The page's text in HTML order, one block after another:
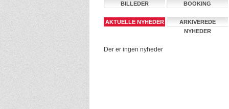
BILLEDER
BOOKING
AKTUELLE NYHEDER
ARKIVEREDE
NYHEDER
Der er ingen nyheder